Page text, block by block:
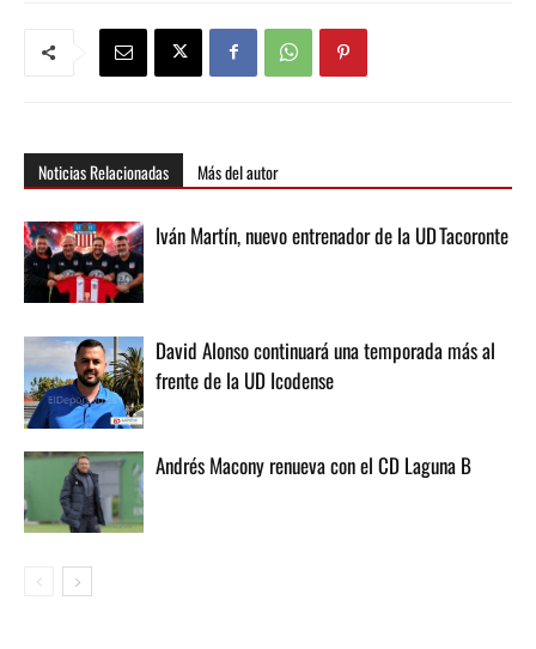
Noticias Relacionadas Más del autor
Iván Martín, nuevo entrenador de la UD Tacoronte
David Alonso continuará una temporada más al
frente de la UD Icodense
Andrés Macony renueva con el CD Laguna B